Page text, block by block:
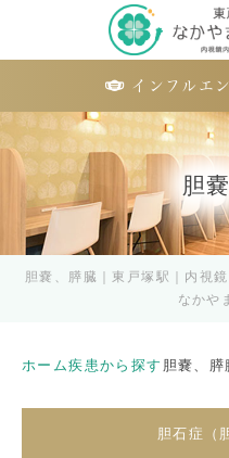
インフルエ
胆
胆嚢、膵臓｜東戸塚駅｜内視
なかや
ホーム疾患から探す 胆嚢、膵
胆石症（